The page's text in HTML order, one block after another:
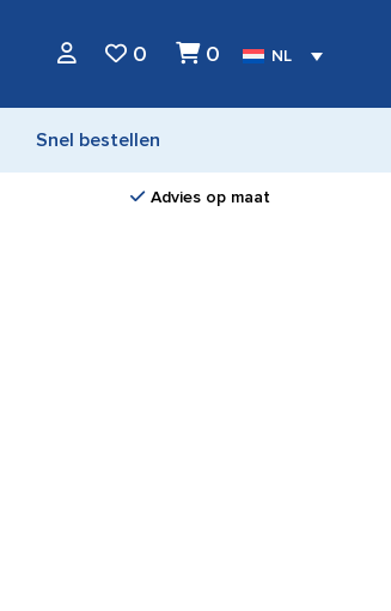
0 0 NL
Snel bestellen
Advies op maat